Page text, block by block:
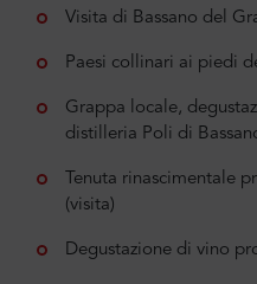
Visita di Bassano del
Paesi collinari ai piedi
Grappa locale,
distilleria Poli di
Tenuta rinascimentale
(visita)
Degustazione di vino